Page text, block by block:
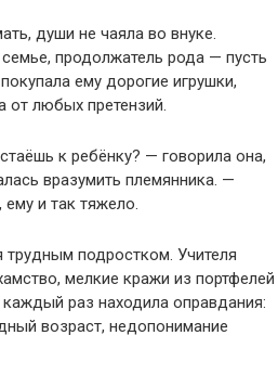
души не чаяла во внуке.
продолжатель рода — пусть
ему дорогие игрушки,
любых претензий.
к ребёнку? — говорила она,
вразумить племянника. —
ему и так тяжело.
подростком. Учителя
мелкие кражи из портфелей
раз находила оправдания:
возраст, недопонимание